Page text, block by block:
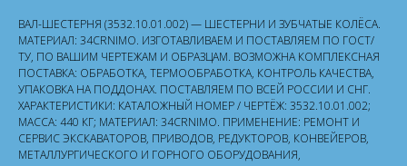
ВАЛ-ШЕСТЕРНЯ (3532.10.01.002) — ШЕСТЕРНИ И ЗУБЧАТЫЕ КОЛЁСА.
МАТЕРИАЛ: 34CRNIMO. ИЗГОТАВЛИВАЕМ И ПОСТАВЛЯЕМ ПО ГОСТ/
ТУ, ПО ВАШИМ ЧЕРТЕЖАМ И ОБРАЗЦАМ. ВОЗМОЖНА КОМПЛЕКСНАЯ
ПОСТАВКА: ОБРАБОТКА, ТЕРМООБРАБОТКА, КОНТРОЛЬ КАЧЕСТВА,
УПАКОВКА НА ПОДДОНАХ. ПОСТАВЛЯЕМ ПО ВСЕЙ РОССИИ И СНГ.
ХАРАКТЕРИСТИКИ: КАТАЛОЖНЫЙ НОМЕР / ЧЕРТЁЖ: 3532.10.01.002;
МАССА: 440 КГ; МАТЕРИАЛ: 34CRNIMO. ПРИМЕНЕНИЕ: РЕМОНТ И
СЕРВИС ЭКСКАВАТОРОВ, ПРИВОДОВ, РЕДУКТОРОВ, КОНВЕЙЕРОВ,
МЕТАЛЛУРГИЧЕСКОГО И ГОРНОГО ОБОРУДОВАНИЯ,